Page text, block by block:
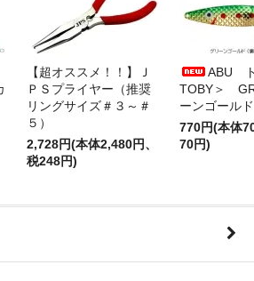
【超オススメ！！】Ｊ
ＰＳプライヤー（推奨
リングサイズ＃３～＃
５）
2,728円(本体2,480円、
税248円)
ABU
TOBY＞
ーンゴールド
770円(本体
70円)